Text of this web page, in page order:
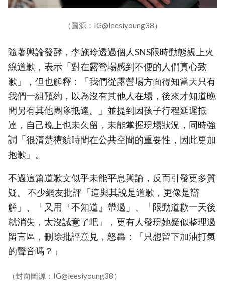
（圖源：IG@leesiyoung38）
隨著輿論發酵，李施昤透過個人SNS限時動態親上火
線道歉，表示「對在露營場感到不便的人們真心致
歉」，但也解釋：「我們從露營場方面得知當天只有
我們一組預約，以為沒有其他人在場，後來才知道晚
間另有其他團隊抵達。」並提到因孩子行程延遲抵
達，自己晚上也未久留，未能掌握現場狀況，同時強
調「很清楚禮貌時間在公共空間的重要性，因此更加
抱歉」。
不過這篇道歉文似乎未能平息輿論，反而引發更多質
疑。 不少網友批評「這與其說是道歉，更像是辯
解」、「又用『不知道』帶過」、「限動道歉一天後
就消失，太沒誠意了吧」，更有人發現她疑似整理過
留言區，刪除批評意見，怒轟：「只想留下加油打氣
的聲音嗎？」
（封面圖源：IG@leesiyoung38）